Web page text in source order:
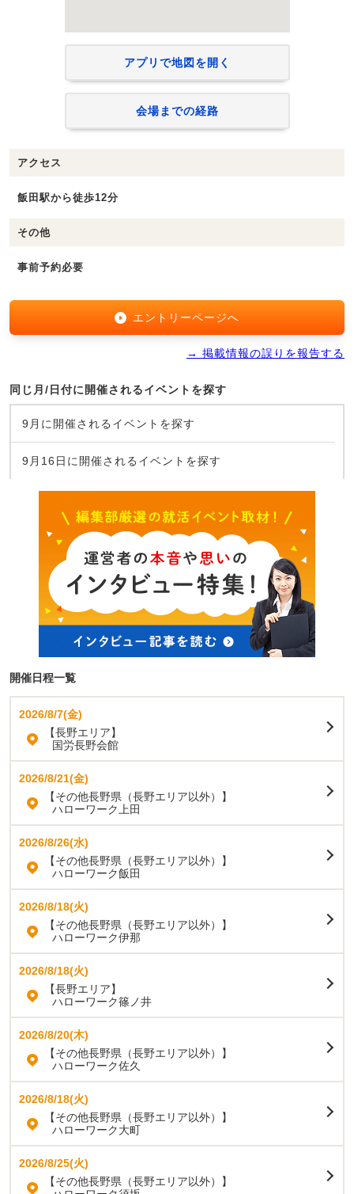
アプリで地図を開く
会場までの経路
アクセス
飯田駅から徒歩12分
その他
事前予約必要
エントリーページへ
→ 掲載情報の誤りを報告する
同じ月/日付に開催されるイベントを探す
9月に開催されるイベントを探す
9月16日に開催されるイベントを探す
開催日程一覧
2026/8/7(金)
【長野エリア】
国労長野会館
2026/8/21(金)
【その他長野県（長野エリア以外）】
ハローワーク上田
2026/8/26(水)
【その他長野県（長野エリア以外）】
ハローワーク飯田
2026/8/18(火)
【その他長野県（長野エリア以外）】
ハローワーク伊那
2026/8/18(火)
【長野エリア】
ハローワーク篠ノ井
2026/8/20(木)
【その他長野県（長野エリア以外）】
ハローワーク佐久
2026/8/18(火)
【その他長野県（長野エリア以外）】
ハローワーク大町
2026/8/25(火)
【その他長野県（長野エリア以外）】